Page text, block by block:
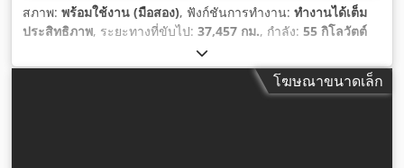
สภาพ: พร้อมใช้งาน (มือสอง), ฟังก์ชันการทำงาน: ทำงานได้เต็ม
ประสิทธิภาพ, ระยะทางที่ขับไป: 37,457 กม., กำลัง: 55 กิโลวัตต์
, การลงทะเบียนครั้งแรก:
3,500 กก., ประเภทเชื้อเพลิง:ดีเซล, สี:สีส้ม, การกำหนดค่าของ
, ตรวจสอบครั้งถัดไป (TÜV):
โฆษณาขนาดเล็ก